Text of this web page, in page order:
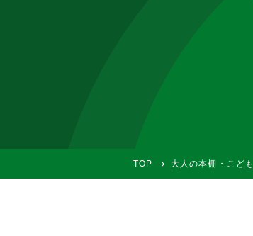
TOP 大人の本棚・こど